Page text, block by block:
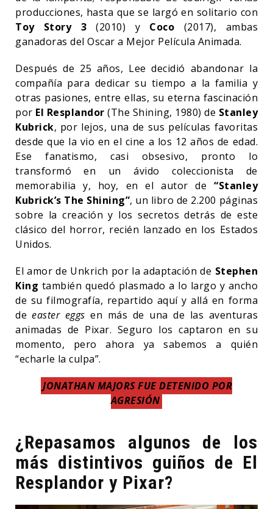
producciones, hasta que se largó en solitario con
Toy Story 3 (2010) y Coco (2017), ambas
ganadoras del Oscar a Mejor Película Animada.
Después de 25 años, Lee decidió abandonar la
compañía para dedicar su tiempo a la familia y
otras pasiones, entre ellas, su eterna fascinación
por El Resplandor (The Shining, 1980) de Stanley
Kubrick, por lejos, una de sus películas favoritas
desde que la vio en el cine a los 12 años de edad.
Ese fanatismo, casi obsesivo, pronto lo
transformó en un ávido coleccionista de
memorabilia y, hoy, en el autor de “Stanley
Kubrick’s The Shining”, un libro de 2.200 páginas
sobre la creación y los secretos detrás de este
clásico del horror, recién lanzado en los Estados
Unidos.
El amor de Unkrich por la adaptación de Stephen
King también quedó plasmado a lo largo y ancho
de su filmografía, repartido aquí y allá en forma
deeaster eggs en más de una de las aventuras
animadas de Pixar. Seguro los captaron en su
momento, pero ahora ya sabemos a quién
“echarle la culpa”.
JONATHAN MAJORS FUE DETENIDO POR
AGRESIÓN
¿Repasamos algunos de los
más distintivos guiños de El
Resplandor y Pixar?